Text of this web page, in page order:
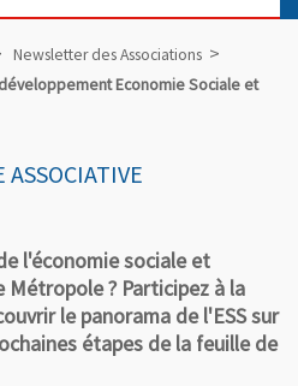
Newsletter des Associations
Economie Sociale et
ASSOCIATIVE
l'économie sociale et
? Participez à la
le panorama de l'ESS sur
étapes de la feuille de